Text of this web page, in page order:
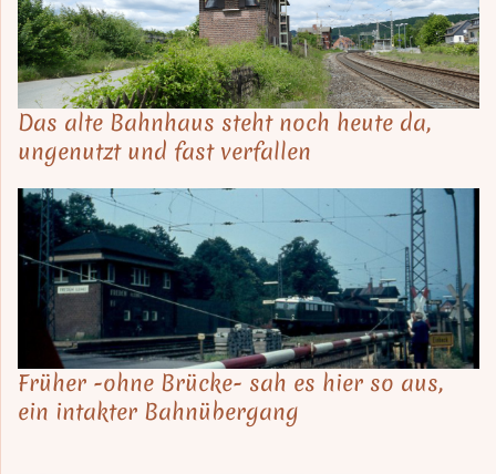
Das alte Bahnhaus steht noch heute da,
ungenutzt und fast verfallen
Früher -ohne Brücke- sah es hier so aus,
ein intakter Bahnübergang